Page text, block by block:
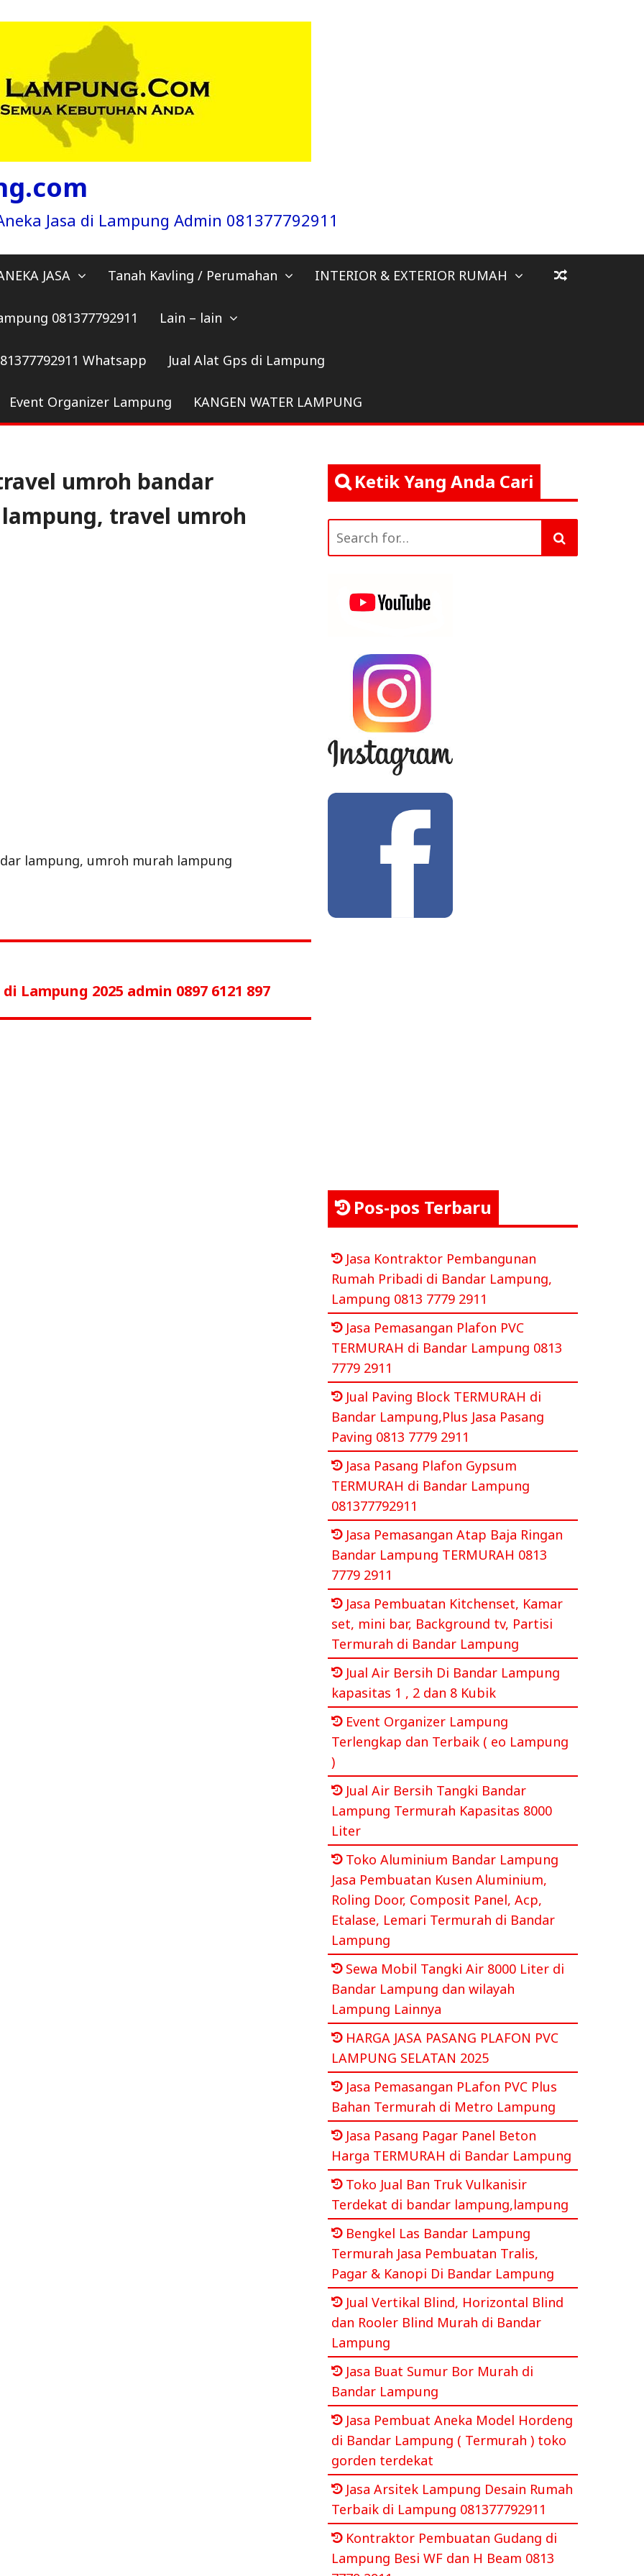
Jasa di Lampung Admin 081377792911
JASA Tanah Kavling / Perumahan INTERIOR & EXTERIOR RUMAH
081377792911 Lain – lain
Whatsapp Jual Alat Gps di Lampung
Event Organizer Lampung KANGEN WATER LAMPUNG
umroh bandar
travel umroh
lampung, umroh murah lampung
Lampung 2025 admin 0897 6121 897
Ketik Yang Anda Cari
for:
Pos-pos Terbaru
Jasa Kontraktor Pembangunan
Rumah Pribadi di Bandar Lampung,
Lampung 0813 7779 2911
Jasa Pemasangan Plafon PVC
TERMURAH di Bandar Lampung 0813
7779 2911
Jual Paving Block TERMURAH di
Bandar Lampung,Plus Jasa Pasang
Paving 0813 7779 2911
Jasa Pasang Plafon Gypsum
TERMURAH di Bandar Lampung
081377792911
Jasa Pemasangan Atap Baja Ringan
Bandar Lampung TERMURAH 0813
7779 2911
Jasa Pembuatan Kitchenset, Kamar
set, mini bar, Background tv, Partisi
Termurah di Bandar Lampung
Jual Air Bersih Di Bandar Lampung
kapasitas 1 , 2 dan 8 Kubik
Event Organizer Lampung
Terlengkap dan Terbaik ( eo Lampung
)
Jual Air Bersih Tangki Bandar
Lampung Termurah Kapasitas 8000
Liter
Toko Aluminium Bandar Lampung
Jasa Pembuatan Kusen Aluminium,
Roling Door, Composit Panel, Acp,
Etalase, Lemari Termurah di Bandar
Lampung
Sewa Mobil Tangki Air 8000 Liter di
Bandar Lampung dan wilayah
Lampung Lainnya
HARGA JASA PASANG PLAFON PVC
LAMPUNG SELATAN 2025
Jasa Pemasangan PLafon PVC Plus
Bahan Termurah di Metro Lampung
Jasa Pasang Pagar Panel Beton
Harga TERMURAH di Bandar Lampung
Toko Jual Ban Truk Vulkanisir
Terdekat di bandar lampung,lampung
Bengkel Las Bandar Lampung
Termurah Jasa Pembuatan Tralis,
Pagar & Kanopi Di Bandar Lampung
Jual Vertikal Blind, Horizontal Blind
dan Rooler Blind Murah di Bandar
Lampung
Jasa Buat Sumur Bor Murah di
Bandar Lampung
Jasa Pembuat Aneka Model Hordeng
di Bandar Lampung ( Termurah ) toko
gorden terdekat
Jasa Arsitek Lampung Desain Rumah
Terbaik di Lampung 081377792911
Kontraktor Pembuatan Gudang di
Lampung Besi WF dan H Beam 0813